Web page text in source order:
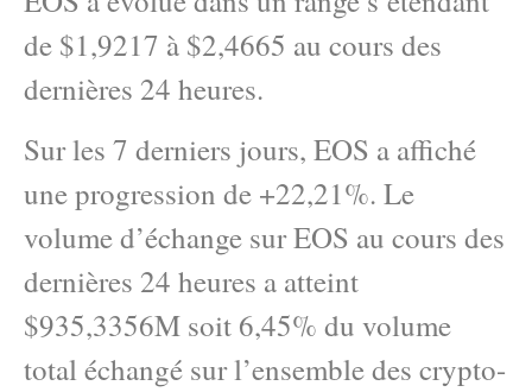
de $1,9217 à $2,4665 au cours des
dernières 24 heures.
Sur les 7 derniers jours, EOS a affiché
une progression de +22,21%. Le
volume d’échange sur EOS au cours des
dernières 24 heures a atteint
$935,3356M soit 6,45% du volume
total échangé sur l’ensemble des crypto-